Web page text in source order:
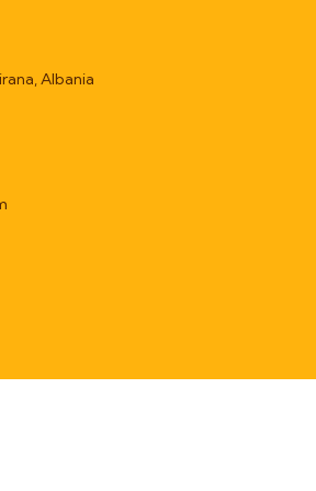
Albania